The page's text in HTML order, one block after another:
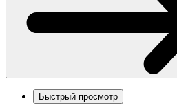
Быстрый просмотр